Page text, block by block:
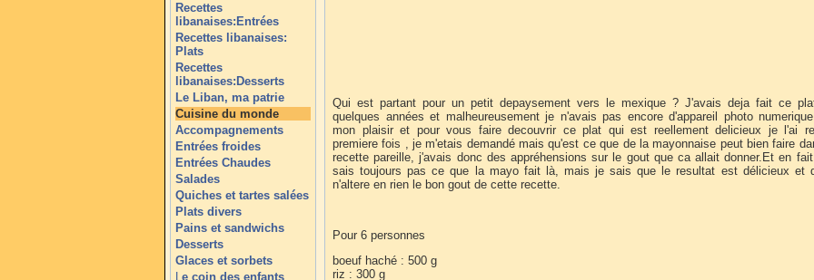
Recettes
libanaises:Entrées
Recettes libanaises:
Plats
Recettes
libanaises:Desserts
Le Liban, ma patrie
Cuisine du monde
Accompagnements
Entrées froides
Entrées Chaudes
Salades
Quiches et tartes salées
Plats divers
Pains et sandwichs
Desserts
Glaces et sorbets
Le coin des enfants
Qui est partant pour un petit depaysement vers le mexique ? J'avais deja fait ce
quelques années et malheureusement je n'avais pas encore d'appareil photo
mon plaisir et pour vous faire decouvrir ce plat qui est reellement delicieux je l'ai
premiere fois , je m'etais demandé mais qu'est ce que de la mayonnaise peut bien faire
recette pareille, j'avais donc des appréhensions sur le gout que ca allait donner.Et en
sais toujours pas ce que la mayo fait là, mais je sais que le resultat est délicieux et
n'altere en rien le bon gout de cette recette.
Pour 6 personnes
boeuf haché : 500 g
riz : 300 g